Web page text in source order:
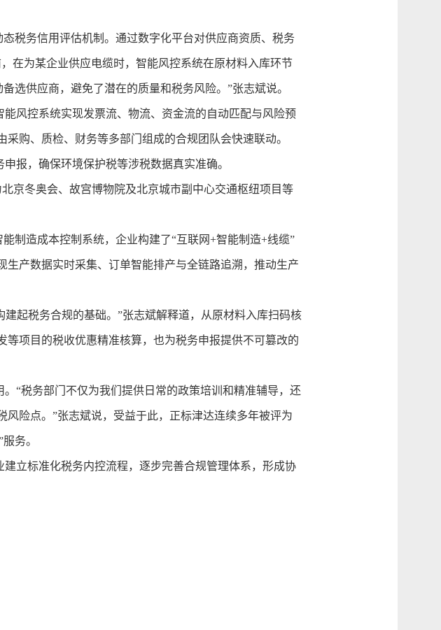
税务信用评估机制。通过数字化平台对供应商资质、税务
在为某企业供应电缆时，智能风控系统在原材料入库环节
选供应商，避免了潜在的质量和税务风险。”张志斌说。
风控系统实现发票流、物流、资金流的自动匹配与风险预
购、质检、财务等多部门组成的合规团队会快速联动。
报，确保环境保护税等涉税数据真实准确。
冬奥会、故宫博物院及北京城市副中心交通枢纽项目等
造成本控制系统，企业构建了“互联网+智能制造+线缆”
产数据实时采集、订单智能排产与全链路追溯，推动生产
起税务合规的基础。”张志斌解释道，从原材料入库扫码核
项目的税收优惠精准核算，也为税务申报提供不可篡改的
税务部门不仅为我们提供日常的政策培训和精准辅导，还
险点。”张志斌说，受益于此，正标津达连续多年被评为
务。
立标准化税务内控流程，逐步完善合规管理体系，形成协